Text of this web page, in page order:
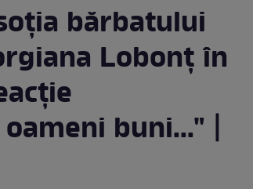
bărbatului
Lobonț în
buni..." |